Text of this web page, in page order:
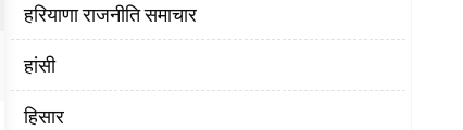
हरियाणा राजनीति समाचार
हांसी
हिसार